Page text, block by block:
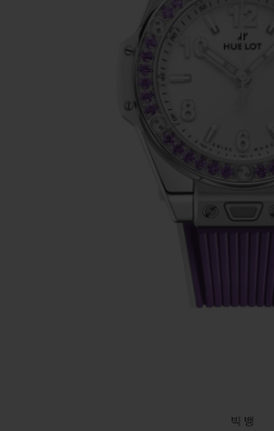
빅뱅
싸며 우아함을 완성합니다.
저브를 갖춘 HUB1120 오
되며, 특허받은 원 클릭 스트
가지 스트랩을 손쉽게 바꿀
석 컬러와 어우러진 중앙 인
이닝 러버 스트랩, 다른 하나